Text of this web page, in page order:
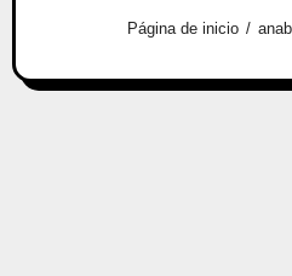
Página de inicio